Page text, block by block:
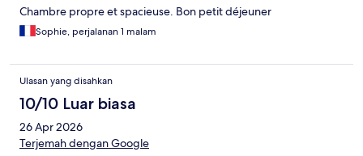
Chambre propre et spacieuse. Bon petit déjeuner
Sophie, perjalanan 1 malam
Ulasan yang disahkan
10/10 Luar biasa
26 Apr 2026
Terjemah dengan Google